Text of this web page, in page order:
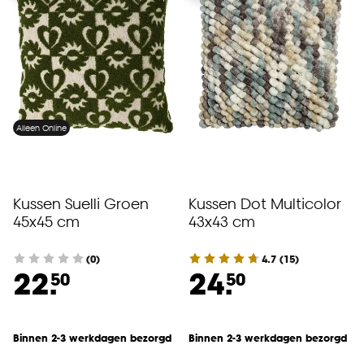
Alleen Online
Kussen Suelli Groen
45x45 cm
(0)
22.50
Binnen 2-3 werkdagen bezorgd
Kussen Dot Multicolor
43x43 cm
4.7 (15)
24.50
Binnen 2-3 werkdagen bezorgd